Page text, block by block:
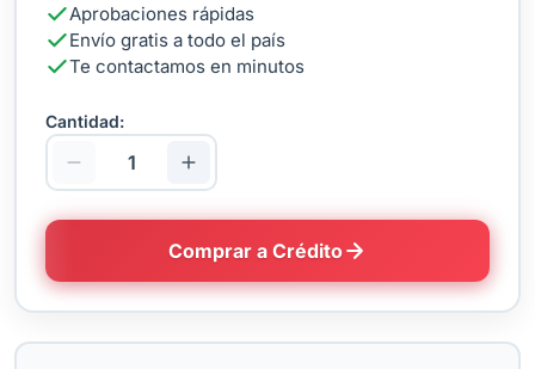
Aprobaciones rápidas
Envío gratis a todo el país
Te contactamos en minutos
Cantidad:
Comprar a Crédito